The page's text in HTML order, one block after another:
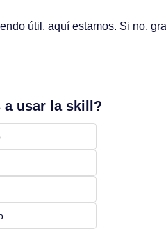
útil, aquí estamos. Si no,
usar la skill?